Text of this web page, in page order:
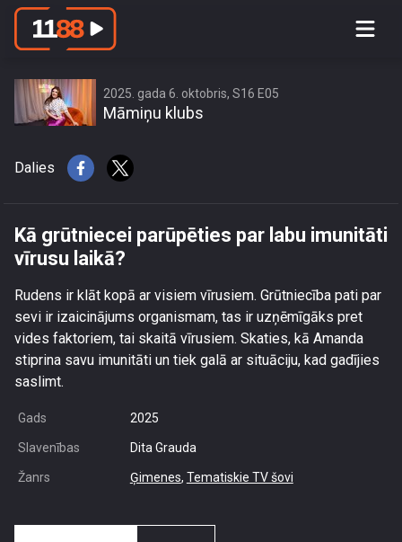
Kā grūtniecei parūpēties par labu
2025. gada 6. oktobris, S16 E05
Māmiņu klubs
Dalies
Kā grūtniecei parūpēties par labu imunitāti
vīrusu laikā?
Rudens ir klāt kopā ar visiem vīrusiem. Grūtniecība pati par
sevi ir izaicinājums organismam, tas ir uzņēmīgāks pret
vides faktoriem, tai skaitā vīrusiem. Skaties, kā Amanda
stiprina savu imunitāti un tiek galā ar situāciju, kad gadījies
saslimt.
Gads 2025
Slavenības Dita Grauda
Žanrs Ģimenes, Tematiskie TV šovi